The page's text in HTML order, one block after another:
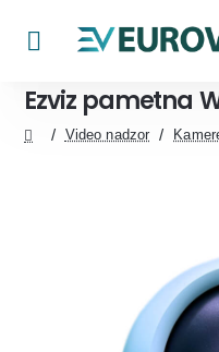
Ezviz pametna
Video nadzor